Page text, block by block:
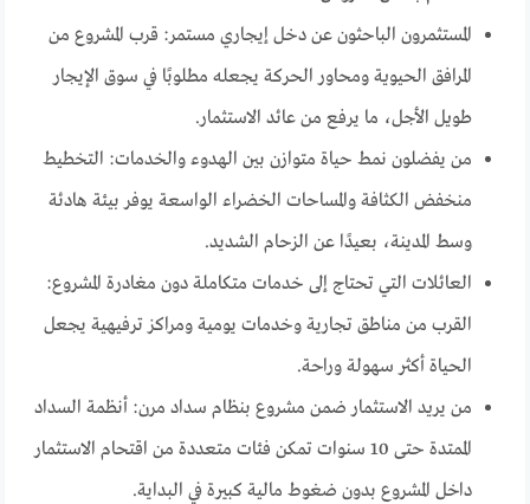
المستثمرون الباحثون عن دخل إيجاري مستمر: قرب المشروع من
المرافق الحيوية ومحاور الحركة يجعله مطلوبًا في سوق الإيجار
طويل الأجل، ما يرفع من عائد الاستثمار.
من يفضلون نمط حياة متوازن بين الهدوء والخدمات: التخطيط
منخفض الكثافة والمساحات الخضراء الواسعة يوفر بيئة هادئة
وسط المدينة، بعيدًا عن الزحام الشديد.
العائلات التي تحتاج إلى خدمات متكاملة دون مغادرة المشروع:
القرب من مناطق تجارية وخدمات يومية ومراكز ترفيهية يجعل
الحياة أكثر سهولة وراحة.
من يريد الاستثمار ضمن مشروع بنظام سداد مرن: أنظمة السداد
الممتدة حتى 10 سنوات تمكن فئات متعددة من اقتحام الاستثمار
داخل المشروع بدون ضغوط مالية كبيرة في البداية.